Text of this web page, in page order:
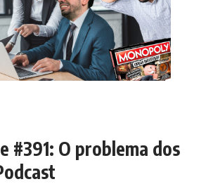
#391: O problema dos